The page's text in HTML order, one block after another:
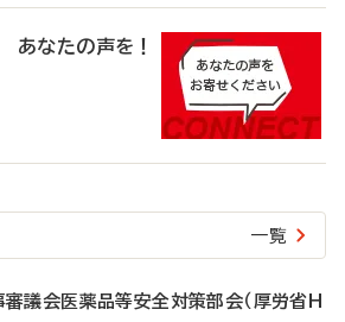
なたの声を！
一覧
議会医薬品等安全対策部会（厚労省H